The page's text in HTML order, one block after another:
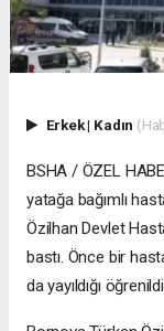
Erkek| Kadın
BSHA / ÖZEL
yatağa bağımlı
Özilhan Devlet
bastı. Önce bir
da yayıldığı